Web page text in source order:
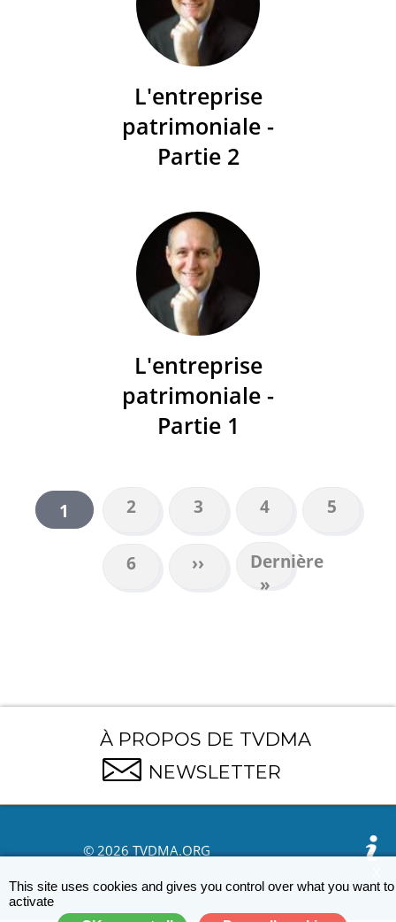
L'entreprise
patrimoniale -
Partie 2
L'entreprise
patrimoniale -
Partie 1
PAGINATION
Page
courante
1 Page
2 Page
3 Page
4 Page
5
Page
6
Page
suivante
››
Dernière
page
Dernière
»
À PROPOS DE TVDMA
NEWSLETTER
© 2026 TVDMA.ORG
This site uses cookies and gives you control over what you want to
activate